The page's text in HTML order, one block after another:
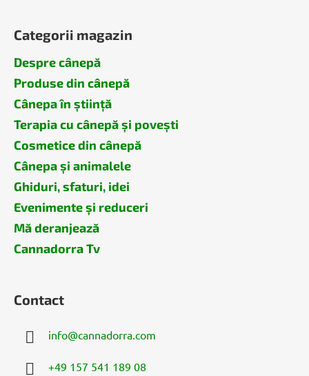
Categorii magazin
Despre cânepă
Produse din cânepă
Cânepa în știință
Terapia cu cânepă și povești
Cosmetice din cânepă
Cânepa și animalele
Ghiduri, sfaturi, idei
Evenimente și reduceri
Mă deranjează
Cannadorra Tv
Contact
info@cannadorra.com
+49 157 541 189 08